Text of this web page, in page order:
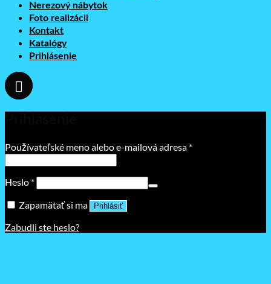
Nerezový nábytok
Foto realizácii
Kontakt
Katalógy
Prihlásenie
Používateľské meno alebo e-mailová adresa *Povinné
Heslo *Povinné
Zapamätať si ma Prihlásiť
Zabudli ste heslo?